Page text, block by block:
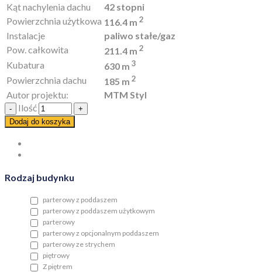
Kąt nachylenia dachu
42 stopni
Powierzchnia użytkowa 116.4 m 2
Instalacje
paliwo stałe/gaz
Pow. całkowita
211.4 m 2
Kubatura 630 m 3
Powierzchnia dachu 185 m 2
Autor projektu:
MTM Styl
Ilość
Dodaj do koszyka
Rodzaj budynku
parterowy z poddaszem
parterowy z poddaszem użytkowym
parterowy
parterowy z opcjonalnym poddaszem
parterowy ze strychem
piętrowy
Z piętrem